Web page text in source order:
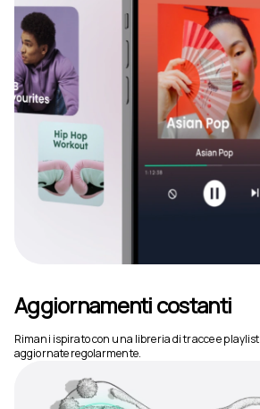
Aggiornamenti costanti
Rimani ispirato con una libreria di tracce e playlist
aggiornate regolarmente.